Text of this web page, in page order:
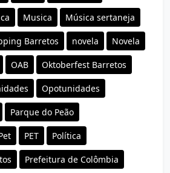
Musica Música sertaneja
Barretos novela Novela
OAB Oktoberfest Barretos
Opotunidades
Parque do Peão
PET Política
Prefeitura de Colômbia